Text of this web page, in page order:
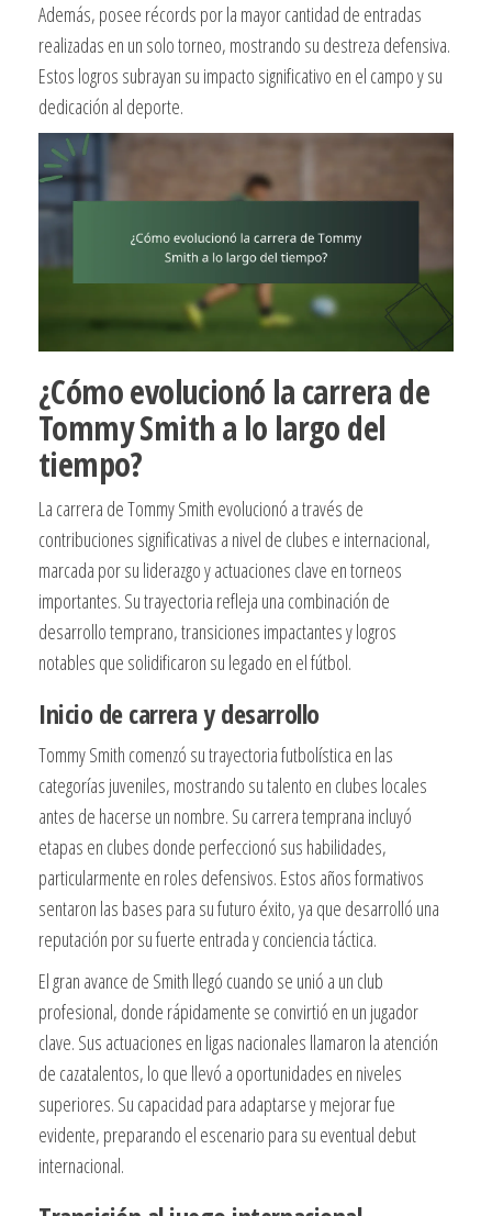
Además, posee récords por la mayor cantidad de entradas
realizadas en un solo torneo, mostrando su destreza defensiva.
Estos logros subrayan su impacto significativo en el campo y su
dedicación al deporte.
¿Cómo evolucionó la carrera de
Tommy Smith a lo largo del
tiempo?
La carrera de Tommy Smith evolucionó a través de
contribuciones significativas a nivel de clubes e internacional,
marcada por su liderazgo y actuaciones clave en torneos
importantes. Su trayectoria refleja una combinación de
desarrollo temprano, transiciones impactantes y logros
notables que solidificaron su legado en el fútbol.
Inicio de carrera y desarrollo
Tommy Smith comenzó su trayectoria futbolística en las
categorías juveniles, mostrando su talento en clubes locales
antes de hacerse un nombre. Su carrera temprana incluyó
etapas en clubes donde perfeccionó sus habilidades,
particularmente en roles defensivos. Estos años formativos
sentaron las bases para su futuro éxito, ya que desarrolló una
reputación por su fuerte entrada y conciencia táctica.
El gran avance de Smith llegó cuando se unió a un club
profesional, donde rápidamente se convirtió en un jugador
clave. Sus actuaciones en ligas nacionales llamaron la atención
de cazatalentos, lo que llevó a oportunidades en niveles
superiores. Su capacidad para adaptarse y mejorar fue
evidente, preparando el escenario para su eventual debut
internacional.